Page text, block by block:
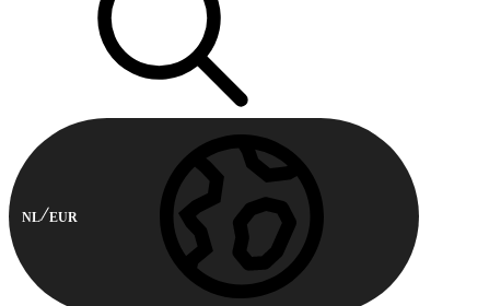
NL EUR